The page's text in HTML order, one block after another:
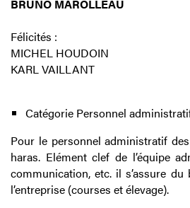
BRUNO MAROLLEAU
Félicités :
MICHEL HOUDOIN
KARL VAILLANT
Catégorie Personnel
Pour le personnel administratif
haras. Elément clef de l’équipe
communication, etc. il s’assure
l’entreprise (courses et élevage).